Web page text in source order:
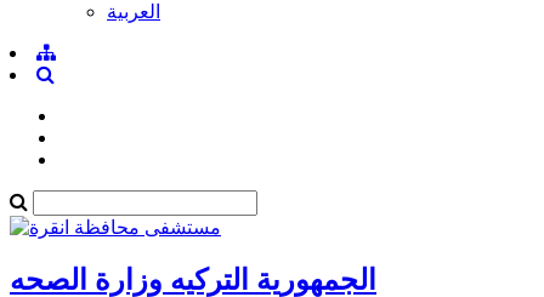
العربية
الجمهورية التركيه وزارة الصحه